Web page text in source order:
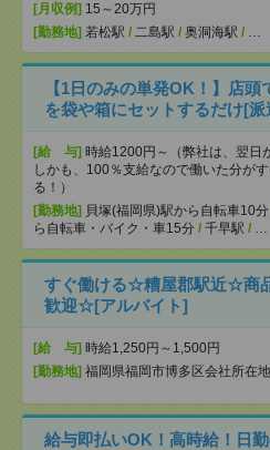
[月収例] 15～20万円
[勤務地] 若松駅 / 二島駅 / 奥洞海駅 / …
【1日のみの単発OK！】店
を袋や箱にセットするだけ[派
[給 与] 時給1200円～（弊社は、翌日
しかも、100％支給なので働いた分がす
る！）
[勤務地] 貝塚(福岡県)駅から自転車10分
ら自転車・バイク・車15分 / 千早駅 / …
すぐ働ける☆糟屋郡駅近☆商
歓迎☆[アルバイト]
[給 与] 時給1,250円～1,500円
[勤務地] 福岡県福岡市博多区会社所在
給与即払いOK！高時給！日